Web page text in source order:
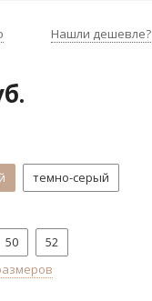
Нашли дешевле?
темно-серый
50
52